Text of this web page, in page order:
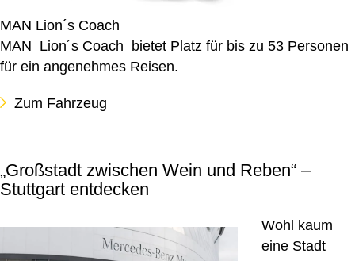
MAN Lion´s Coach
MAN Lion´s Coach bietet Platz für bis zu 53 Personen
für ein angenehmes Reisen.
Zum Fahrzeug
„Großstadt zwischen Wein und Reben“ –
Stuttgart entdecken
Wohl kaum
eine Stadt